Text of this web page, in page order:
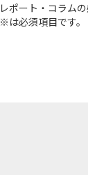
レポート・コラム
※は必須項目です。